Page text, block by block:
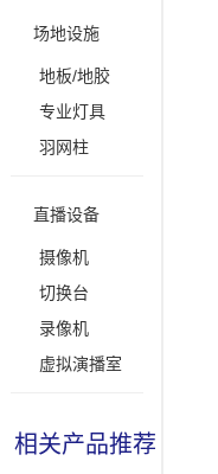
场地设施
地板/地胶
专业灯具
羽网柱
直播设备
摄像机
切换台
录像机
虚拟演播室
相关产品推荐